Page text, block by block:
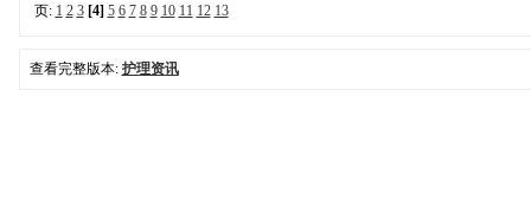
页: 1 2 3 [4] 5 6 7 8 9 10 11 12 13
查看完整版本: 护理资讯